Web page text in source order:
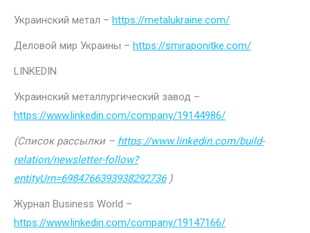
Украинский метал – https://metalukraine.com/
Деловой мир Украины – https://smiraponitke.com/
LINKEDIN
Украинский металлургический завод –
https://www.linkedin.com/company/19144986/
(Список рассылки – https://www.linkedin.com/build-
relation/newsletter-follow?
entityUrn=6984766393938292736)
Журнал Business World –
https://www.linkedin.com/company/19147166/